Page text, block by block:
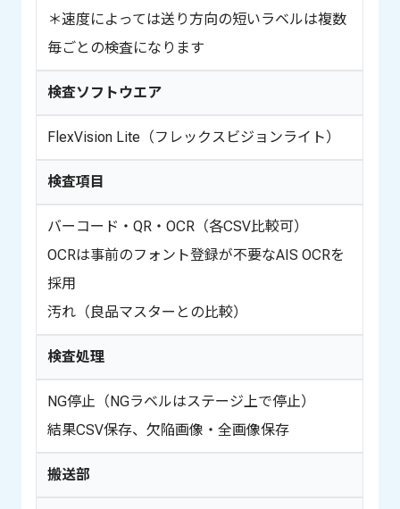
＊速度によっては送り方向の短いラベルは複数
毎ごとの検査になります
検査ソフトウエア
FlexVision Lite（フレックスビジョンライト）
検査項目
バーコード・QR・OCR（各CSV比較可）
OCRは事前のフォント登録が不要なAIS OCRを
採用
汚れ（良品マスターとの比較）
検査処理
NG停止（NGラベルはステージ上で停止）
結果CSV保存、欠陥画像・全画像保存
搬送部